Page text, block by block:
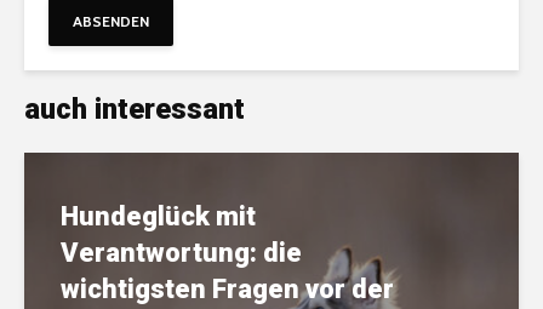
auch interessant
Hundeglück mit
Verantwortung: die
wichtigsten Fragen vor der